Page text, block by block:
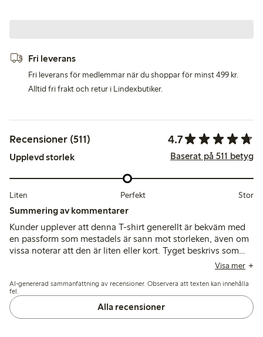
Fri leverans
Fri leverans för medlemmar när du shoppar för minst 499 kr.
Alltid fri frakt och retur i Lindexbutiker.
Recensioner (511) 4.7
Upplevd storlek Baserat på 511 betyg
Liten Perfekt Stor
Summering av kommentarer
Kunder upplever att denna T-shirt generellt är bekväm med
en passform som mestadels är sann mot storleken, även om
vissa noterar att den är liten eller kort. Tyget beskrivs som
mjukt och något tjockare bomull, som behåller formen väl
med bilderna online.
Visa mer
AI-genererad sammanfattning av recensioner. Observera att texten kan innehålla
fel.
Alla recensioner